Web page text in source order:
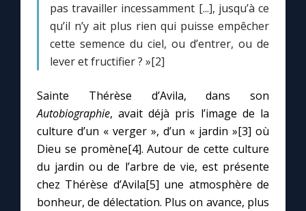
pas travailler incessamment [...], jusqu’à ce
qu’il n’y ait plus rien qui puisse empêcher
cette semence du ciel, ou d’entrer, ou de
lever et fructifier ? »[2]
Sainte Thérèse d’Avila, dans son
Autobiographie, avait déjà pris l’image de la
culture d’un « verger », d’un « jardin »[3] où
Dieu se promène[4]. Autour de cette culture
du jardin ou de l’arbre de vie, est présente
chez Thérèse d’Avila[5] une atmosphère de
bonheur, de délectation. Plus on avance, plus